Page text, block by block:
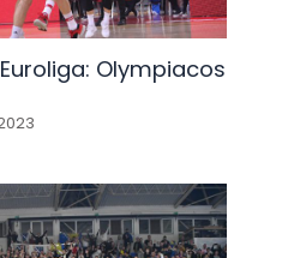
Olympiacos